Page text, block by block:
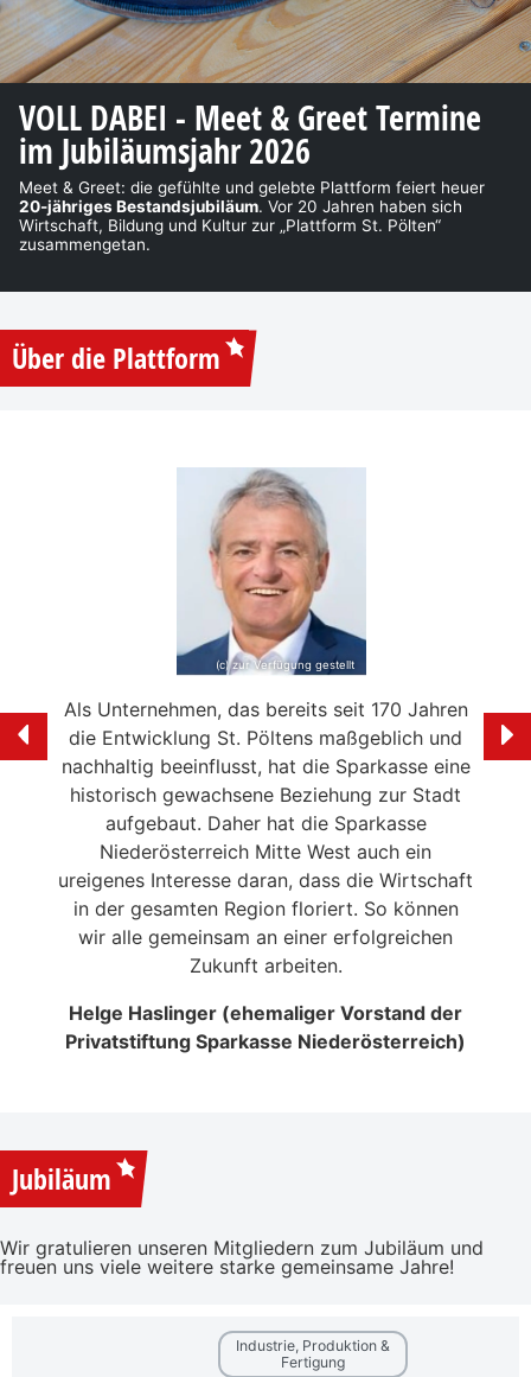
VOLL DABEI - Meet & Greet Termine
im Jubiläumsjahr 2026
Meet & Greet: die gefühlte und gelebte Plattform feiert heuer
20-jähriges Bestandsjubiläum. Vor 20 Jahren haben sich
Wirtschaft, Bildung und Kultur zur „Plattform St. Pölten“
zusammengetan.
Über die Plattform
Als Unternehmen, das bereits seit 170 Jahren
die Entwicklung St. Pöltens maßgeblich und
nachhaltig beeinflusst, hat die Sparkasse eine
historisch gewachsene Beziehung zur Stadt
aufgebaut. Daher hat die Sparkasse
Niederösterreich Mitte West auch ein
ureigenes Interesse daran, dass die Wirtschaft
in der gesamten Region floriert. So können
wir alle gemeinsam an einer erfolgreichen
Zukunft arbeiten.
Helge Haslinger (ehemaliger Vorstand der
Privatstiftung Sparkasse Niederösterreich)
(c) zur Verfügung gestellt
Ich
Jubiläum
Wir gratulieren unseren Mitgliedern zum Jubiläum und
freuen uns viele weitere starke gemeinsame Jahre!
Industrie, Produktion &
Fertigung